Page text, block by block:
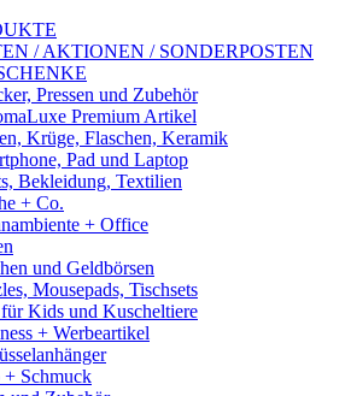
/ AKTIONEN / SONDERPOSTEN
Pressen und Zubehör
Premium Artikel
Krüge, Flaschen, Keramik
Pad und Laptop
Bekleidung, Textilien
+ Co.
+ Office
und Geldbörsen
Mousepads, Tischsets
Kids und Kuscheltiere
+ Werbeartikel
+ Schmuck